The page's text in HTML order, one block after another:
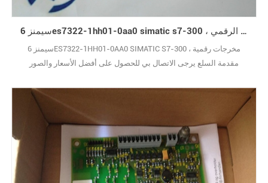
سيمنز 6es7322-1hh01-0aa0 simatic s7-300 ، السلع مقدمة الإخراج الرقمي
سيمنز 6ES7322-1HH01-0AA0 SIMATIC S7-300 ، مخرجات رقمية
مقدمة السلع يرجى الاتصال بي للحصول على أفضل الأسعار والصور
تلو الأخرى.) علامة تجارية جديدة مع الحزمة الأصلية يغطيها ضمان سنة